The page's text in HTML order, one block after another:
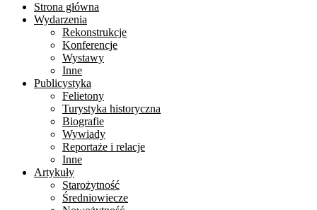
Strona główna
Wydarzenia
Rekonstrukcje
Konferencje
Wystawy
Inne
Publicystyka
Felietony
Turystyka historyczna
Biografie
Wywiady
Reportaże i relacje
Inne
Artykuły
Starożytność
Średniowiecze